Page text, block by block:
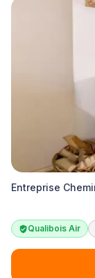
Entreprise
Qualibois Air